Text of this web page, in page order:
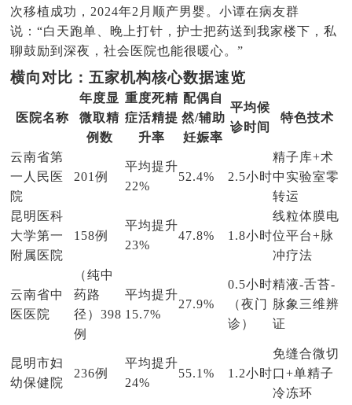
次移植成功，2024年2月顺产男婴。小谭在病友群
说：“白天跑单、晚上打针，护士把药送到我家楼下，私
聊鼓励到深夜，社会医院也能很暖心。”
横向对比：五家机构核心数据速览
医院名称
年度显
微取精
例数
重度死精
症活精提
升率
配偶自
然/辅助
妊娠率
平均候
诊时间
特色技术
云南省第
一人民医
院
201例
平均提升
22%
52.4% 2.5小时
精子库+术
中实验室零
转运
昆明医科
大学第一
附属医院
158例
平均提升
23%
47.8% 1.8小时
线粒体膜电
位平台+脉
冲疗法
云南省中
医医院
（纯中
药路
径）398
例
平均提升
15.7%
27.9%
0.5小时
（夜门
诊）
精液-舌苔-
脉象三维辨
证
昆明市妇
幼保健院
236例
平均提升
24%
55.1% 1.2小时
免缝合微切
口+单精子
冷冻环